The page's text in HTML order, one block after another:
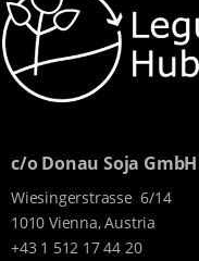
c/o Donau Soja GmbH
Wiesingerstrasse 6/14
1010 Vienna, Austria
+43 1 512 17 44 20